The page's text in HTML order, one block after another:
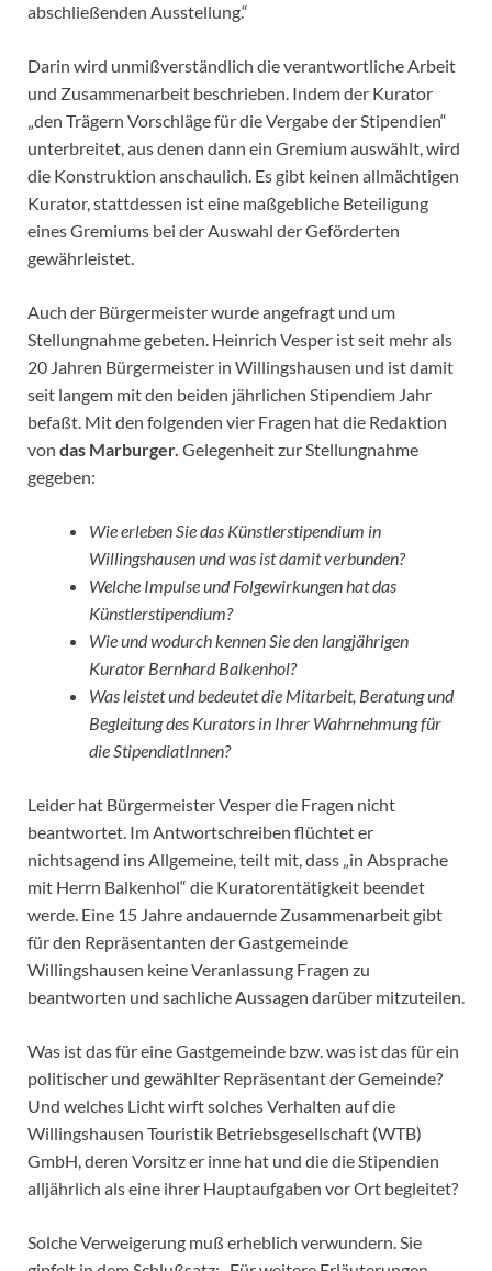
abschließenden Ausstellung.“
Darin wird unmißverständlich die verantwortliche Arbeit
und Zusammenarbeit beschrieben. Indem der Kurator
„den Trägern Vorschläge für die Vergabe der Stipendien“
unterbreitet, aus denen dann ein Gremium auswählt, wird
die Konstruktion anschaulich. Es gibt keinen allmächtigen
Kurator, stattdessen ist eine maßgebliche Beteiligung
eines Gremiums bei der Auswahl der Geförderten
gewährleistet.
Auch der Bürgermeister wurde angefragt und um
Stellungnahme gebeten. Heinrich Vesper ist seit mehr als
20 Jahren Bürgermeister in Willingshausen und ist damit
seit langem mit den beiden jährlichen Stipendiem Jahr
befaßt. Mit den folgenden vier Fragen hat die Redaktion
von das Marburger. Gelegenheit zur Stellungnahme
gegeben:
Wie erleben Sie das Künstlerstipendium in
Willingshausen und was ist damit verbunden?
Welche Impulse und Folgewirkungen hat das
Künstlerstipendium?
Wie und wodurch kennen Sie den langjährigen
Kurator Bernhard Balkenhol?
Was leistet und bedeutet die Mitarbeit, Beratung und
Begleitung des Kurators in Ihrer Wahrnehmung für
die StipendiatInnen?
Leider hat Bürgermeister Vesper die Fragen nicht
beantwortet. Im Antwortschreiben flüchtet er
nichtsagend ins Allgemeine, teilt mit, dass „in Absprache
mit Herrn Balkenhol“ die Kuratorentätigkeit beendet
werde. Eine 15 Jahre andauernde Zusammenarbeit gibt
für den Repräsentanten der Gastgemeinde
Willingshausen keine Veranlassung Fragen zu
beantworten und sachliche Aussagen darüber mitzuteilen.
Was ist das für eine Gastgemeinde bzw. was ist das für ein
politischer und gewählter Repräsentant der Gemeinde?
Und welches Licht wirft solches Verhalten auf die
Willingshausen Touristik Betriebsgesellschaft (WTB)
GmbH, deren Vorsitz er inne hat und die die Stipendien
alljährlich als eine ihrer Hauptaufgaben vor Ort begleitet?
Solche Verweigerung muß erheblich verwundern. Sie